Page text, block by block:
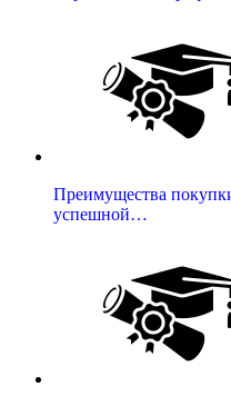
Преимущества
успешной…